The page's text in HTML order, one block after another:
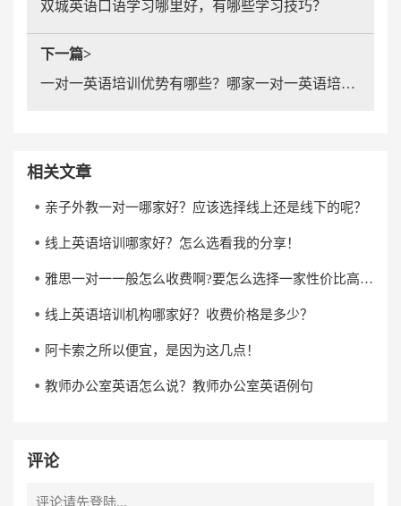
双城英语口语学习哪里好，有哪些学习技巧？
下一篇>
一对一英语培训优势有哪些？哪家一对一英语培训机构比较好？
相关文章
亲子外教一对一哪家好？应该选择线上还是线下的呢？
线上英语培训哪家好？怎么选看我的分享！
雅思一对一一般怎么收费啊?要怎么选择一家性价比高的雅思一对一培训机构?
线上英语培训机构哪家好？收费价格是多少？
阿卡索之所以便宜，是因为这几点！
教师办公室英语怎么说？教师办公室英语例句
评论